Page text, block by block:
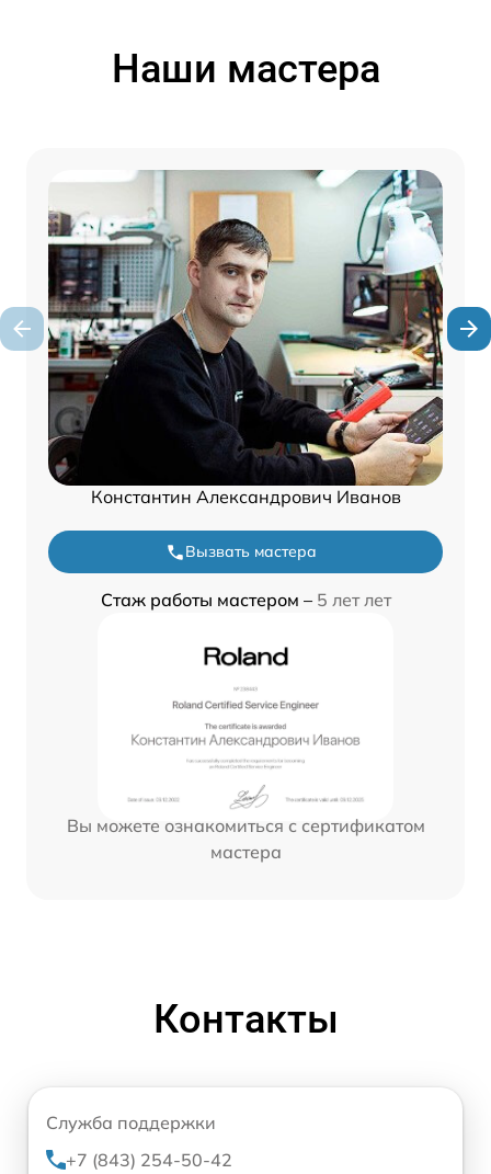
Наши мастера
Константин Александрович Иванов
Вызвать мастера
Стаж работы мастером – 5 лет лет
Вы можете ознакомиться с сертификатом
мастера
Контакты
Служба поддержки
+7 (843) 254-50-42